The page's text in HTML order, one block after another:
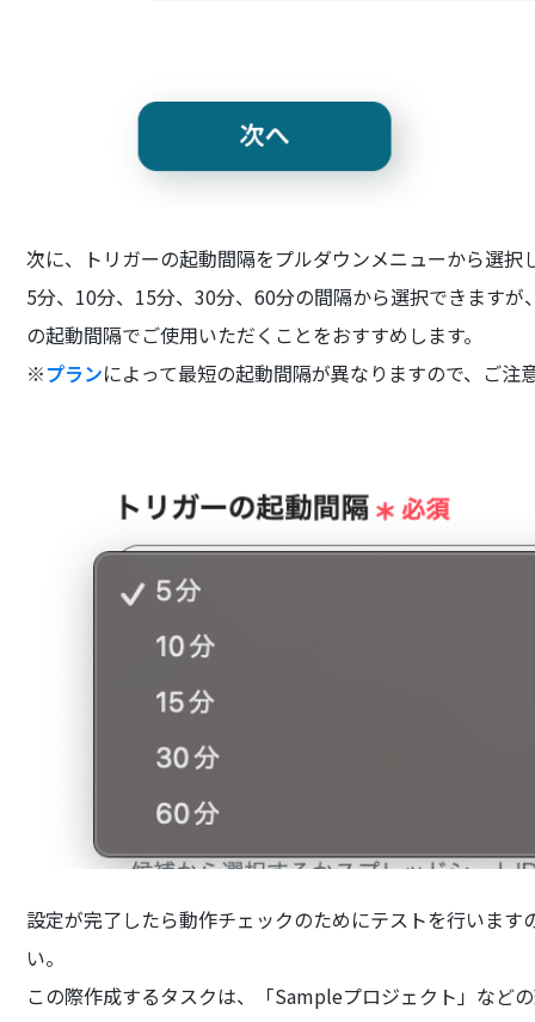
次に、トリガーの起動間隔をプルダウンメニューから選択
5分、10分、15分、30分、60分の間隔から選択できます
の起動間隔でご使用いただくことをおすすめします。
※プランによって最短の起動間隔が異なりますので、ご注
設定が完了したら動作チェックのためにテストを行いま
い。
この際作成するタスクは、「Sampleプロジェクト」など